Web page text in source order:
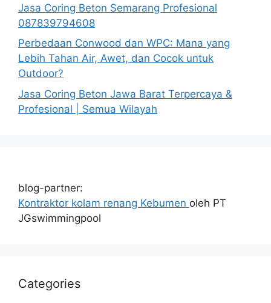
Jasa Coring Beton Semarang Profesional
087839794608
Perbedaan Conwood dan WPC: Mana yang
Lebih Tahan Air, Awet, dan Cocok untuk
Outdoor?
Jasa Coring Beton Jawa Barat Terpercaya &
Profesional | Semua Wilayah
blog-partner:
Kontraktor kolam renang Kebumen oleh PT
JGswimmingpool
Categories